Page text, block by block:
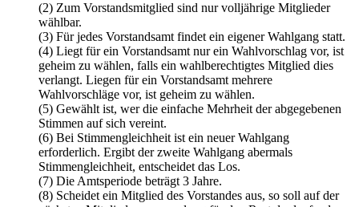
(2) Zum Vorstandsmitglied sind nur volljährige Mitglieder
wählbar.
(3) Für jedes Vorstandsamt findet ein eigener Wahlgang statt.
(4) Liegt für ein Vorstandsamt nur ein Wahlvorschlag vor, ist
geheim zu wählen, falls ein wahlberechtigtes Mitglied dies
verlangt. Liegen für ein Vorstandsamt mehrere
Wahlvorschläge vor, ist geheim zu wählen.
(5) Gewählt ist, wer die einfache Mehrheit der abgegebenen
Stimmen auf sich vereint.
(6) Bei Stimmengleichheit ist ein neuer Wahlgang
erforderlich. Ergibt der zweite Wahlgang abermals
Stimmengleichheit, entscheidet das Los.
(7) Die Amtsperiode beträgt 3 Jahre.
(8) Scheidet ein Mitglied des Vorstandes aus, so soll auf der